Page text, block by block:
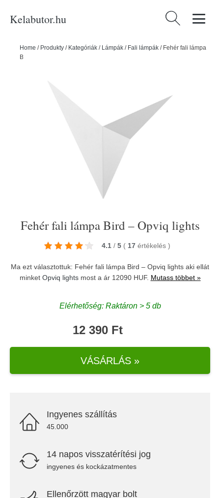
Kelabutor.hu Keresés:
Home / Produkty / Kategóriák / Lámpák / Fali lámpák / Fehér fali lámpa
Bird – Opviq lights
Fehér fali lámpa Bird – Opviq lights
4.1 / 5 ( 17 értékelés )
Ma ezt választottuk: Fehér fali lámpa Bird – Opviq lights aki ellát
minket Opviq lightsmost a ár 12090 HUF. Mutass többet »
Elérhetőség: Raktáron > 5 db
12 390 Ft
VÁSÁRLÁS »
Ingyenes szállítás
45.000
14 napos visszatérítési jog
ingyenes és kockázatmentes
Ellenőrzött magyar bolt